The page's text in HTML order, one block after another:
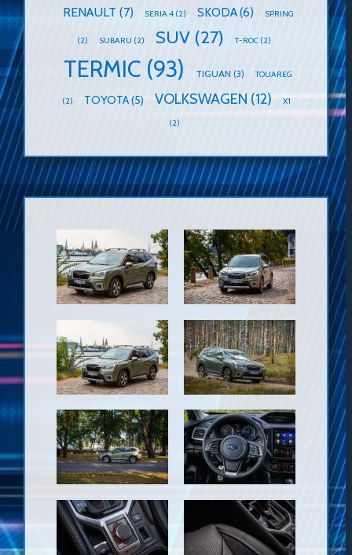
RENAULT (7) SERIA 4(2) SKODA(6) SPRING
(2) SUBARU (2) SUV (27) T-ROC (2)
TERMIC (93) TIGUAN (3) TOUAREG
(2) TOYOTA(5) VOLKSWAGEN (12) X1
(2)